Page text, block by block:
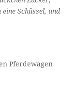
Schüssel, und
Pferdewagen